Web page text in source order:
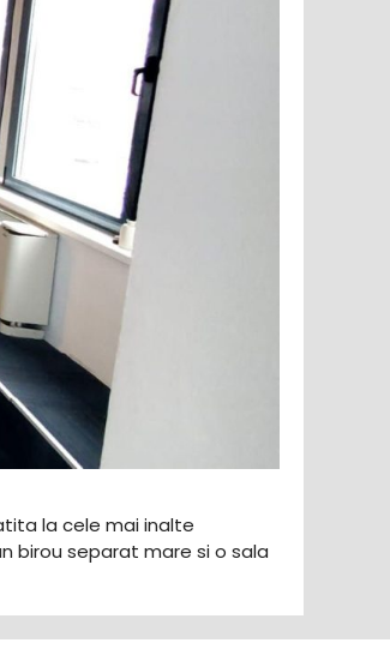
la cele mai inalte
birou separat mare si o sala